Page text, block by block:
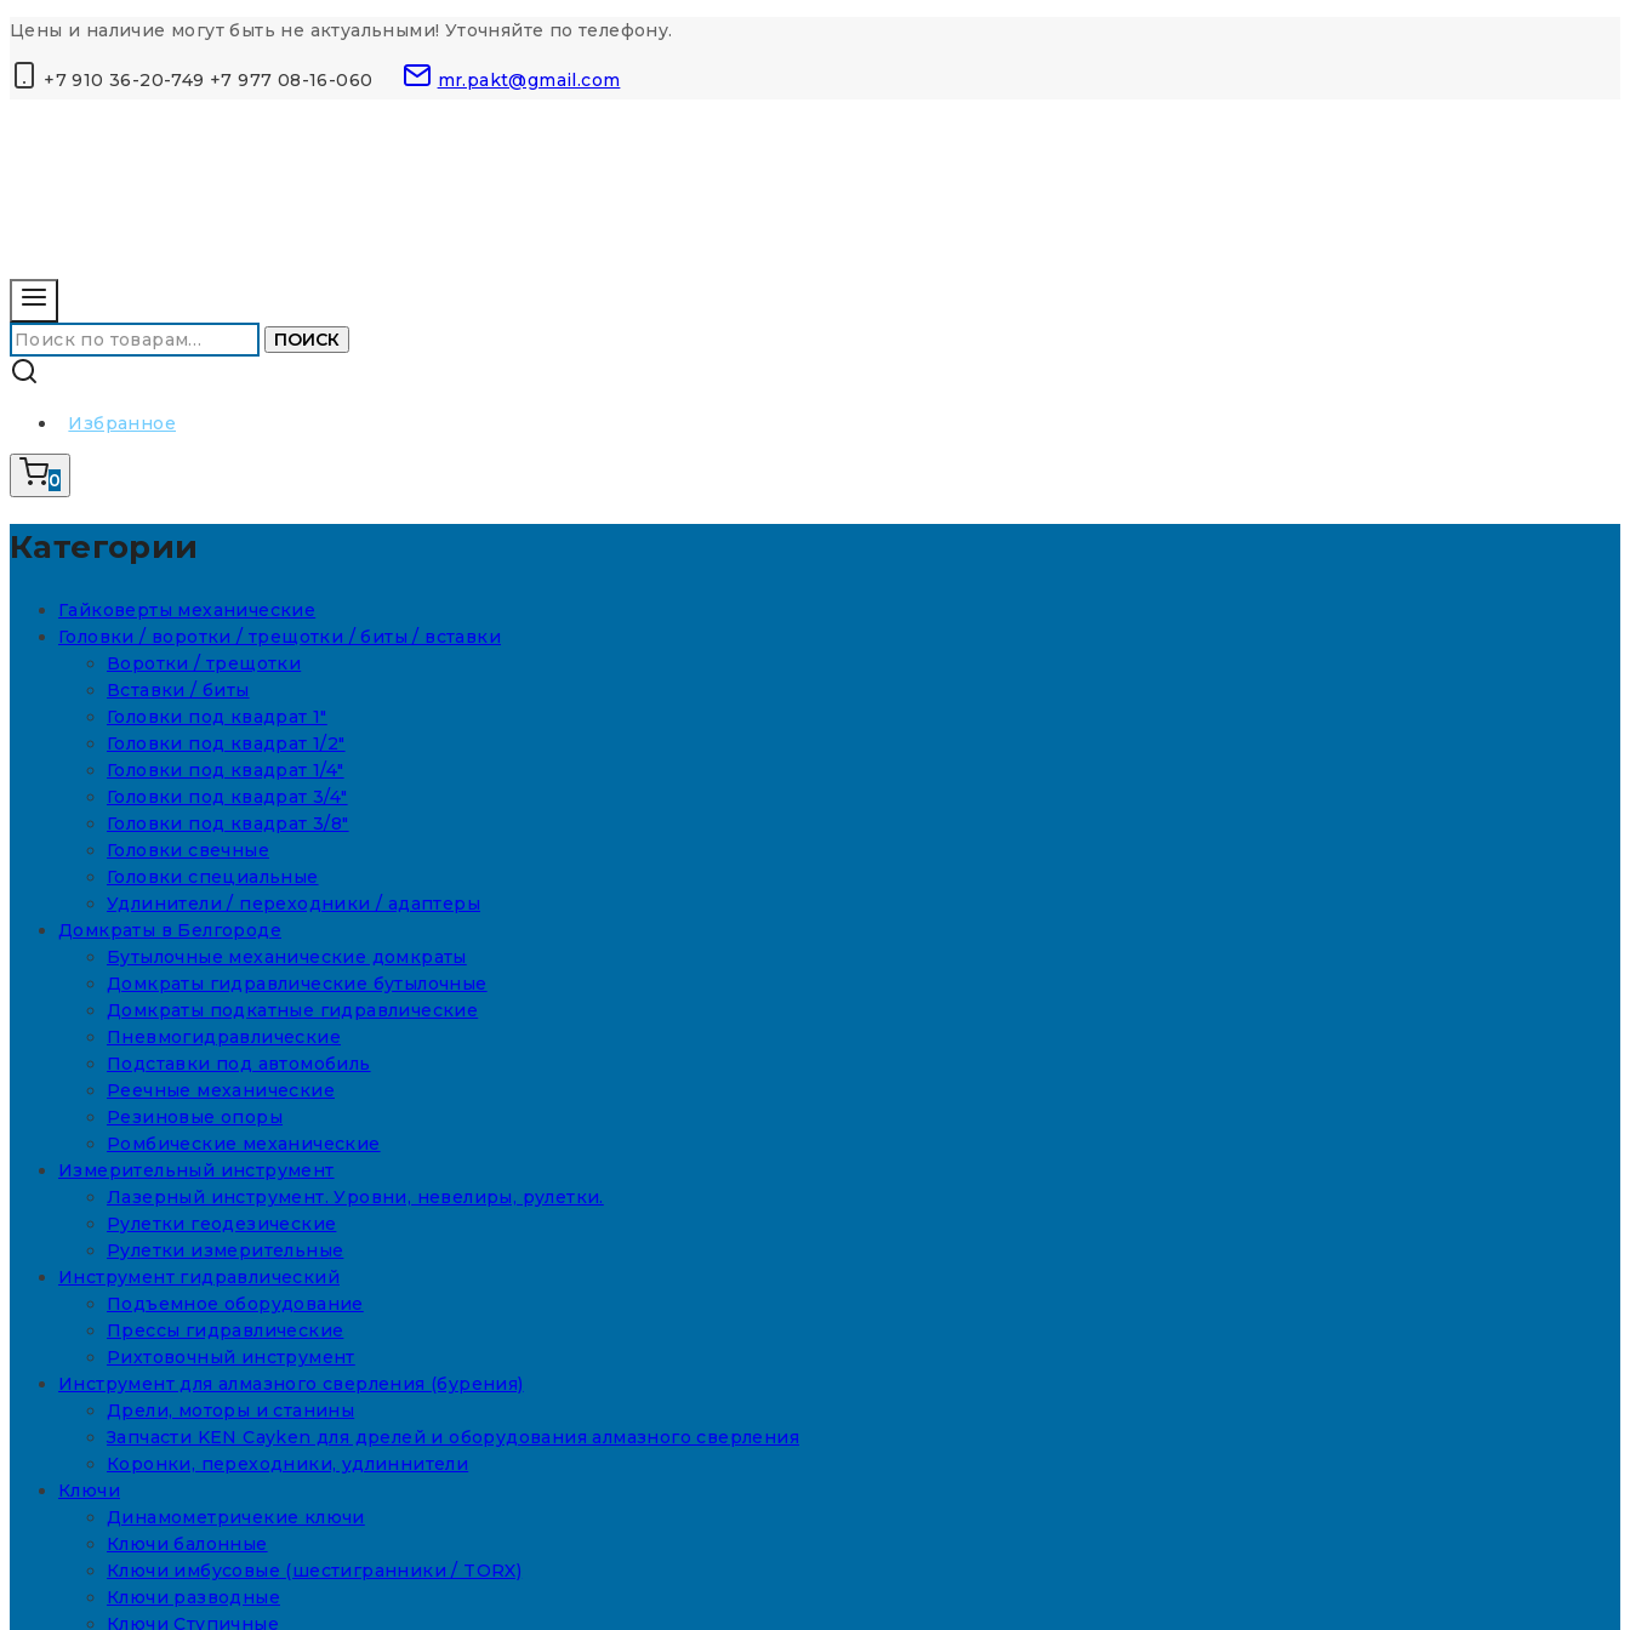
Перейти
контенту
Цены и наличие могут быть не актуальными! Уточняйте по телефону.
+7 910 36-20-749 +7 977 08-16-060 mr.pakt@gmail.com
Искать: ПОИСК
Избранное
0
Категории
Гайковерты механические
Головки / воротки / трещотки / биты / вставки
Воротки / трещотки
Вставки / биты
Головки под квадрат 1"
Головки под квадрат 1/2"
Головки под квадрат 1/4"
Головки под квадрат 3/4"
Головки под квадрат 3/8"
Головки свечные
Головки специальные
Удлинители / переходники / адаптеры
Домкраты в Белгороде
Бутылочные механические домкраты
Домкраты гидравлические бутылочные
Домкраты подкатные гидравлические
Пневмогидравлические
Подставки под автомобиль
Реечные механические
Резиновые опоры
Ромбические механические
Измерительный инструмент
Лазерный инструмент. Уровни, невелиры, рулетки.
Рулетки геодезические
Рулетки измерительные
Инструмент гидравлический
Подъемное оборудование
Прессы гидравлические
Рихтовочный инструмент
Инструмент для алмазного сверления (бурения)
Дрели, моторы и станины
Запчасти KEN Cayken для дрелей и оборудования алмазного сверления
Коронки, переходники, удлиннители
Ключи
Динамометричекие ключи
Ключи балонные
Ключи имбусовые (шестигранники / TORX)
Ключи разводные
Ключи Ступичные